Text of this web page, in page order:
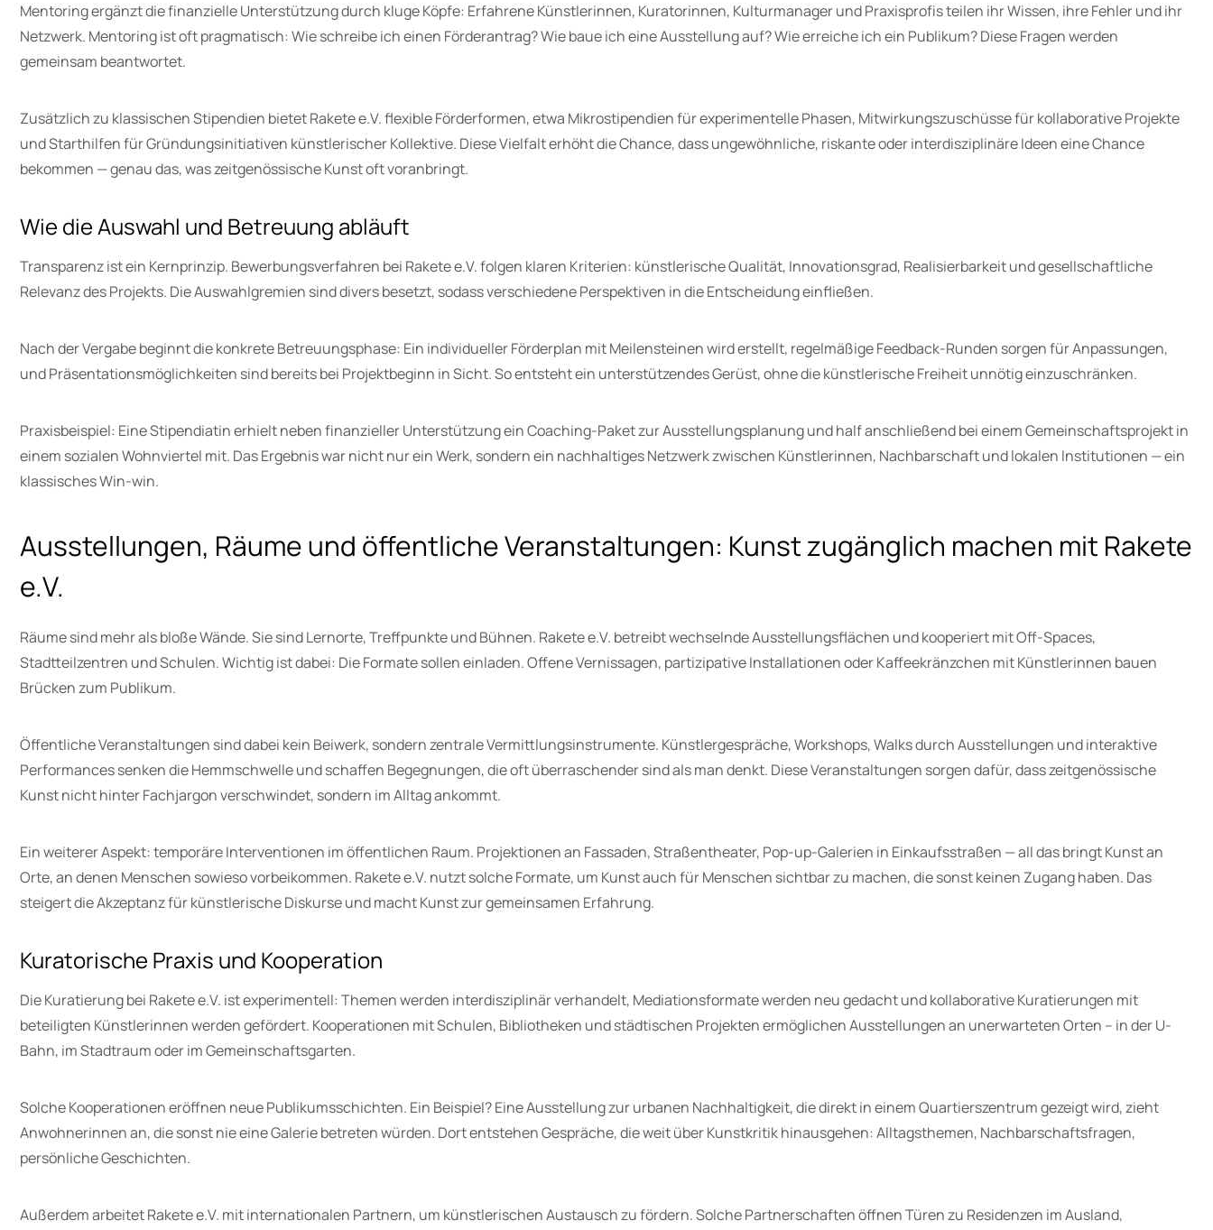
Mentoring ergänzt die finanzielle Unterstützung durch kluge Köpfe: Erfahrene Künstlerinnen, Kuratorinnen, Kulturmanager und Praxisprofis teilen ihr Wissen, ihre Fehler und ihr
Netzwerk. Mentoring ist oft pragmatisch: Wie schreibe ich einen Förderantrag? Wie baue ich eine Ausstellung auf? Wie erreiche ich ein Publikum? Diese Fragen werden
gemeinsam beantwortet.
Zusätzlich zu klassischen Stipendien bietet Rakete e.V. flexible Förderformen, etwa Mikrostipendien für experimentelle Phasen, Mitwirkungszuschüsse für kollaborative Projekte
und Starthilfen für Gründungsinitiativen künstlerischer Kollektive. Diese Vielfalt erhöht die Chance, dass ungewöhnliche, riskante oder interdisziplinäre Ideen eine Chance
bekommen — genau das, was zeitgenössische Kunst oft voranbringt.
Wie die Auswahl und Betreuung abläuft
Transparenz ist ein Kernprinzip. Bewerbungsverfahren bei Rakete e.V. folgen klaren Kriterien: künstlerische Qualität, Innovationsgrad, Realisierbarkeit und gesellschaftliche
Relevanz des Projekts. Die Auswahlgremien sind divers besetzt, sodass verschiedene Perspektiven in die Entscheidung einfließen.
Nach der Vergabe beginnt die konkrete Betreuungsphase: Ein individueller Förderplan mit Meilensteinen wird erstellt, regelmäßige Feedback-Runden sorgen für Anpassungen,
und Präsentationsmöglichkeiten sind bereits bei Projektbeginn in Sicht. So entsteht ein unterstützendes Gerüst, ohne die künstlerische Freiheit unnötig einzuschränken.
Praxisbeispiel: Eine Stipendiatin erhielt neben finanzieller Unterstützung ein Coaching-Paket zur Ausstellungsplanung und half anschließend bei einem Gemeinschaftsprojekt in
einem sozialen Wohnviertel mit. Das Ergebnis war nicht nur ein Werk, sondern ein nachhaltiges Netzwerk zwischen Künstlerinnen, Nachbarschaft und lokalen Institutionen — ein
klassisches Win-win.
Ausstellungen, Räume und öffentliche Veranstaltungen: Kunst zugänglich machen mit Rakete
e.V.
Räume sind mehr als bloße Wände. Sie sind Lernorte, Treffpunkte und Bühnen. Rakete e.V. betreibt wechselnde Ausstellungsflächen und kooperiert mit Off-Spaces,
Stadtteilzentren und Schulen. Wichtig ist dabei: Die Formate sollen einladen. Offene Vernissagen, partizipative Installationen oder Kaffeekränzchen mit Künstlerinnen bauen
Brücken zum Publikum.
Öffentliche Veranstaltungen sind dabei kein Beiwerk, sondern zentrale Vermittlungsinstrumente. Künstlergespräche, Workshops, Walks durch Ausstellungen und interaktive
Performances senken die Hemmschwelle und schaffen Begegnungen, die oft überraschender sind als man denkt. Diese Veranstaltungen sorgen dafür, dass zeitgenössische
Kunst nicht hinter Fachjargon verschwindet, sondern im Alltag ankommt.
Ein weiterer Aspekt: temporäre Interventionen im öffentlichen Raum. Projektionen an Fassaden, Straßentheater, Pop-up-Galerien in Einkaufsstraßen — all das bringt Kunst an
Orte, an denen Menschen sowieso vorbeikommen. Rakete e.V. nutzt solche Formate, um Kunst auch für Menschen sichtbar zu machen, die sonst keinen Zugang haben. Das
steigert die Akzeptanz für künstlerische Diskurse und macht Kunst zur gemeinsamen Erfahrung.
Kuratorische Praxis und Kooperation
Die Kuratierung bei Rakete e.V. ist experimentell: Themen werden interdisziplinär verhandelt, Mediationsformate werden neu gedacht und kollaborative Kuratierungen mit
beteiligten Künstlerinnen werden gefördert. Kooperationen mit Schulen, Bibliotheken und städtischen Projekten ermöglichen Ausstellungen an unerwarteten Orten – in der U-
Bahn, im Stadtraum oder im Gemeinschaftsgarten.
Solche Kooperationen eröffnen neue Publikumsschichten. Ein Beispiel? Eine Ausstellung zur urbanen Nachhaltigkeit, die direkt in einem Quartierszentrum gezeigt wird, zieht
Anwohnerinnen an, die sonst nie eine Galerie betreten würden. Dort entstehen Gespräche, die weit über Kunstkritik hinausgehen: Alltagsthemen, Nachbarschaftsfragen,
persönliche Geschichten.
Außerdem arbeitet Rakete e.V. mit internationalen Partnern, um künstlerischen Austausch zu fördern. Solche Partnerschaften öffnen Türen zu Residenzen im Ausland,